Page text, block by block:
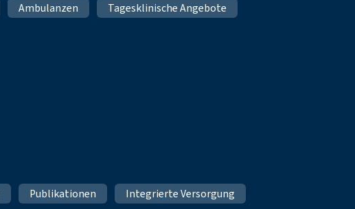
Ambulanzen
Tagesklinische Angebote
Publikationen Integrierte Versorgung